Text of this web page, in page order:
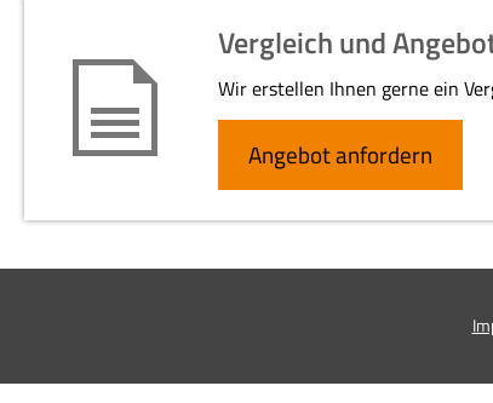
Vergleich und
Wir erstellen Ihnen gerne ein
An­ge­bot an­for­dern